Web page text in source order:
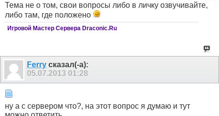
Тема не о том, свои вопросы либо в личку озвучивайте,
либо там, где положено
Игровой Мастер Сервера Draconic.Ru
Ferry сказал(-а):
05.07.2013 01:28
ну а с сервером что?, на этот вопрос я думаю и тут